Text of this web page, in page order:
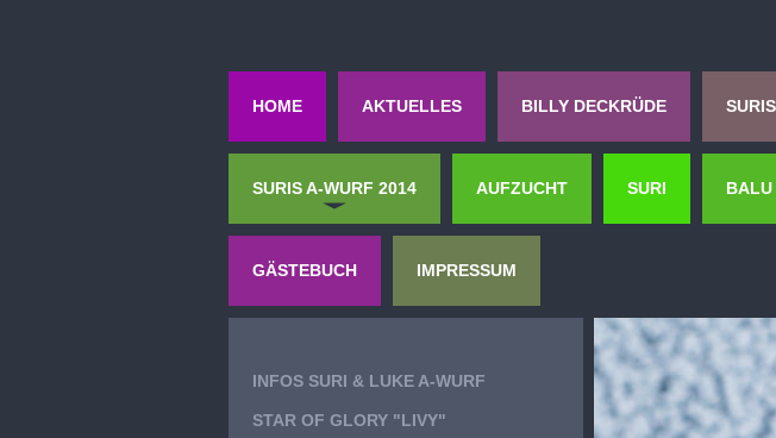
HOME AKTUELLES BILLY DECKRÜDE
SURIS A-WURF 2014 AUFZUCHT SURI BALU
GÄSTEBUCH IMPRESSUM
INFOS SURI & LUKE A-WURF
STAR OF GLORY "LIVY"